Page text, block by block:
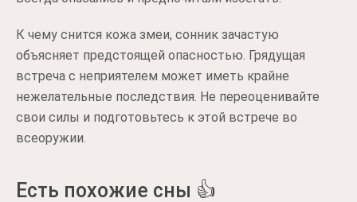
К чему снится кожа змеи, сонник зачастую
объясняет предстоящей опасностью. Грядущая
встреча с неприятелем может иметь крайне
нежелательные последствия. Не переоценивайте
свои силы и подготовьтесь к этой встрече во
всеоружии.
Есть похожие сны 👍